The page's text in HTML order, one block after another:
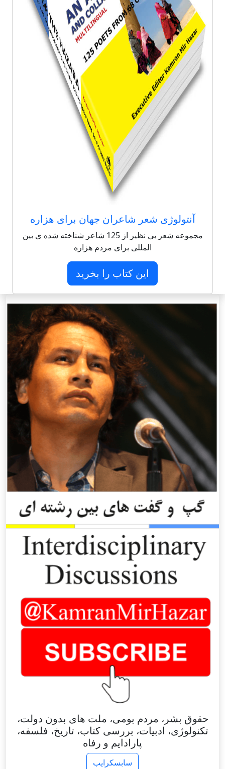
آنتولوژی شعر شاعران جهان برای هزاره
مجموعه شعر بی نظیر از 125 شاعر شناخته شده ی بین
المللی برای مردم هزاره
این کتاب را بخرید
حقوق بشر، مردم بومی، ملت های بدون دولت،
تکنولوژی، ادبیات، بررسی کتاب، تاریخ، فلسفه،
پارادایم و رفاه
سابسکرایب